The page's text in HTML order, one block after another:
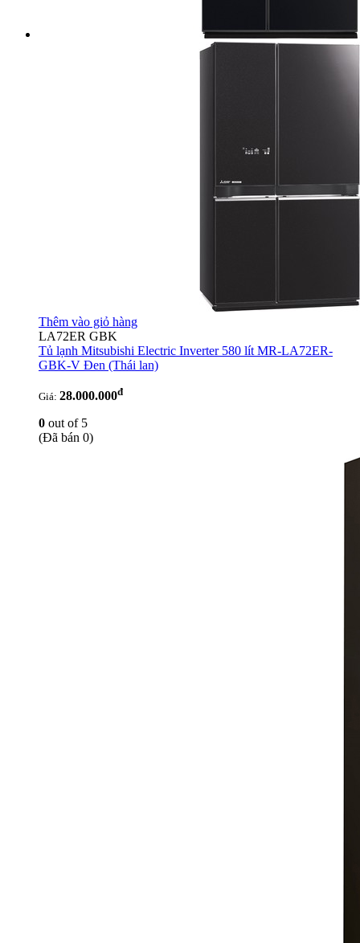
Thêm vào giỏ hàng
LA72ER GBK
Tủ lạnh Mitsubishi Electric Inverter 580 lít MR-LA72ER-
GBK-V Đen (Thái lan)
Giá: 28.000.000đ
0 out of 5
(Đã bán 0)